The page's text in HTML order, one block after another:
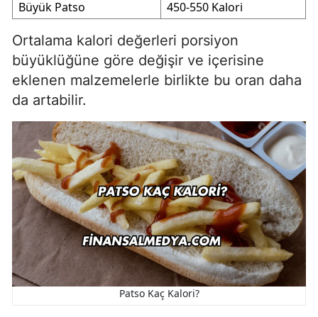
Büyük Patso
450-550 Kalori
Ortalama kalori değerleri porsiyon
büyüklüğüne göre değişir ve içerisine
eklenen malzemelerle birlikte bu oran daha
da artabilir.
Patso Kaç Kalori?